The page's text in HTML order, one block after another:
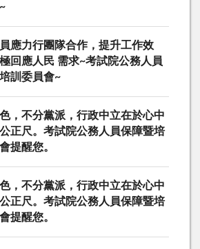
應力行團隊合作，提升工作效
回應人民 需求~考試院公務人員
訓委員會~
，不分黨派，行政中立在於心中
正尺。考試院公務人員保障暨培
提醒您。
，不分黨派，行政中立在於心中
正尺。考試院公務人員保障暨培
提醒您。